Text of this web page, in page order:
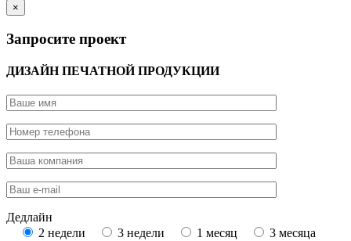
×
Запросите проект
ДИЗАЙН ПЕЧАТНОЙ ПРОДУКЦИИ
Дедлайн
2 недели
3 недели 1 месяц
3 месяца